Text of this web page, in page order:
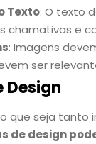
Texto: O texto
chamativas e
: Imagens
ser
Design
que seja
de design